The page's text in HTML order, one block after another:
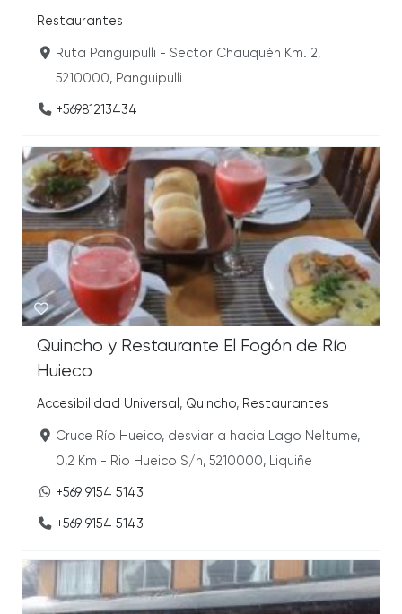
Restaurantes
Ruta Panguipulli - Sector Chauquén Km. 2,
5210000, Panguipulli
+56981213434
Quincho y Restaurante El Fogón de Río
Huieco
Accesibilidad Universal , Quincho, Restaurantes
Cruce Río Hueico, desviar a hacia Lago Neltume,
0,2 Km - Rio Hueico S/n, 5210000, Liquiñe
+569 9154 5143
+569 9154 5143